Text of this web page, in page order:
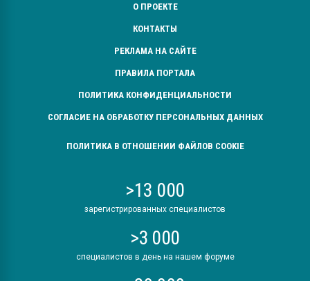
О ПРОЕКТЕ
КОНТАКТЫ
РЕКЛАМА НА САЙТЕ
ПРАВИЛА ПОРТАЛА
ПОЛИТИКА КОНФИДЕНЦИАЛЬНОСТИ
СОГЛАСИЕ НА ОБРАБОТКУ ПЕРСОНАЛЬНЫХ ДАННЫХ
ПОЛИТИКА В ОТНОШЕНИИ ФАЙЛОВ COOKIE
>13 000
зарегистрированных специалистов
>3 000
специалистов в день на нашем форуме